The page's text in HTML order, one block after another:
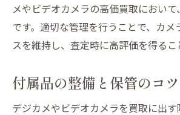
メやビデオカメラの高価買取におい
です。適切な管理を行うことで、カメ
スを維持し、査定時に高評価を得るこ
付属品の整備と保管のコツ
デジカメやビデオカメラを買取に出